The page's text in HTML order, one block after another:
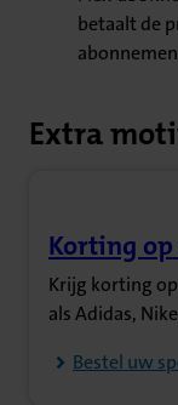
betaalt de
Extra
Korting
(Opent in
Krijg korting
als Adidas,
Bestel uw